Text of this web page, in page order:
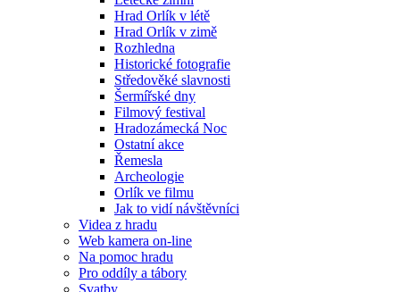
Hrad Orlík v létě
Hrad Orlík v zimě
Rozhledna
Historické fotografie
Středověké slavnosti
Šermířské dny
Filmový festival
Hradozámecká Noc
Ostatní akce
Řemesla
Archeologie
Orlík ve filmu
Jak to vidí návštěvníci
Videa z hradu
Web kamera on-line
Na pomoc hradu
Pro oddíly a tábory
Svatby